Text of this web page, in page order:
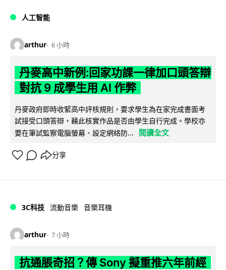
人工智能
arthur 6 小時
丹麥高中新例:回家功課一律加口頭答辯
對抗 9 成學生用 AI 作弊
丹麥政府即時收緊高中評核規則，要求學生為在家完成書面考
試接受口頭答辯，藉此核實作品是否由學生自行完成。學校亦
要在筆試監察電腦螢幕、設定網絡防...
閱讀全文
分享
3C科技 流動音樂 音樂耳機
arthur 7 小時
抗通脹奇招？傳 Sony 擬重推六年前經